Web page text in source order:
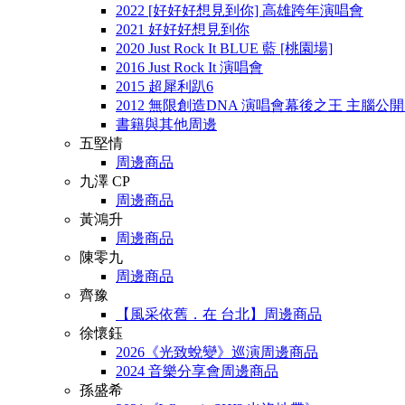
2022 [好好好想見到你] 高雄跨年演唱會
2021 好好好想見到你
2020 Just Rock It BLUE 藍 [桃園場]
2016 Just Rock It 演唱會
2015 超犀利趴6
2012 無限創造DNA 演唱會幕後之王 主腦公
書籍與其他周邊
五堅情
周邊商品
九澤 CP
周邊商品
黃鴻升
周邊商品
陳零九
周邊商品
齊豫
【風采依舊．在 台北】周邊商品
徐懷鈺
2026《光致蛻變》巡演周邊商品
2024 音樂分享會周邊商品
孫盛希